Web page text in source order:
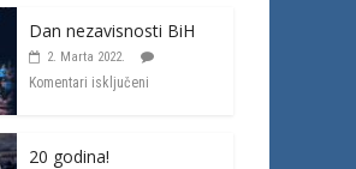
Dan nezavisnosti BiH
2. Marta 2022.
Komentari isključeni
20 godina!